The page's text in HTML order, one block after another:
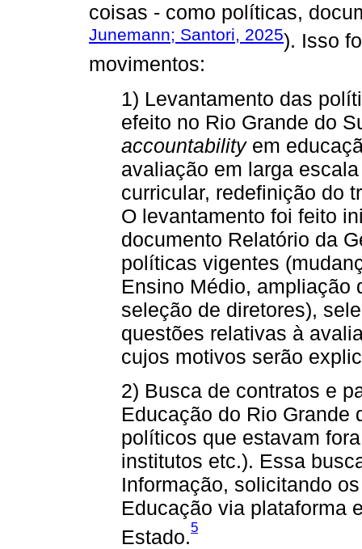
coisas - como políticas,
Junemann; Santori, 2025). Isso
movimentos:
1) Levantamento das
efeito no Rio Grande do
accountabilityem
avaliação em larga
curricular, redefinição do
O levantamento foi feito
documento Relatório da
políticas vigentes
Ensino Médio, ampliação
seleção de diretores),
questões relativas à
cujos motivos serão
2) Busca de contratos e
Educação do Rio Grande
políticos que estavam
institutos etc.). Essa
Informação, solicitando
Educação via plataforma
Estado.5